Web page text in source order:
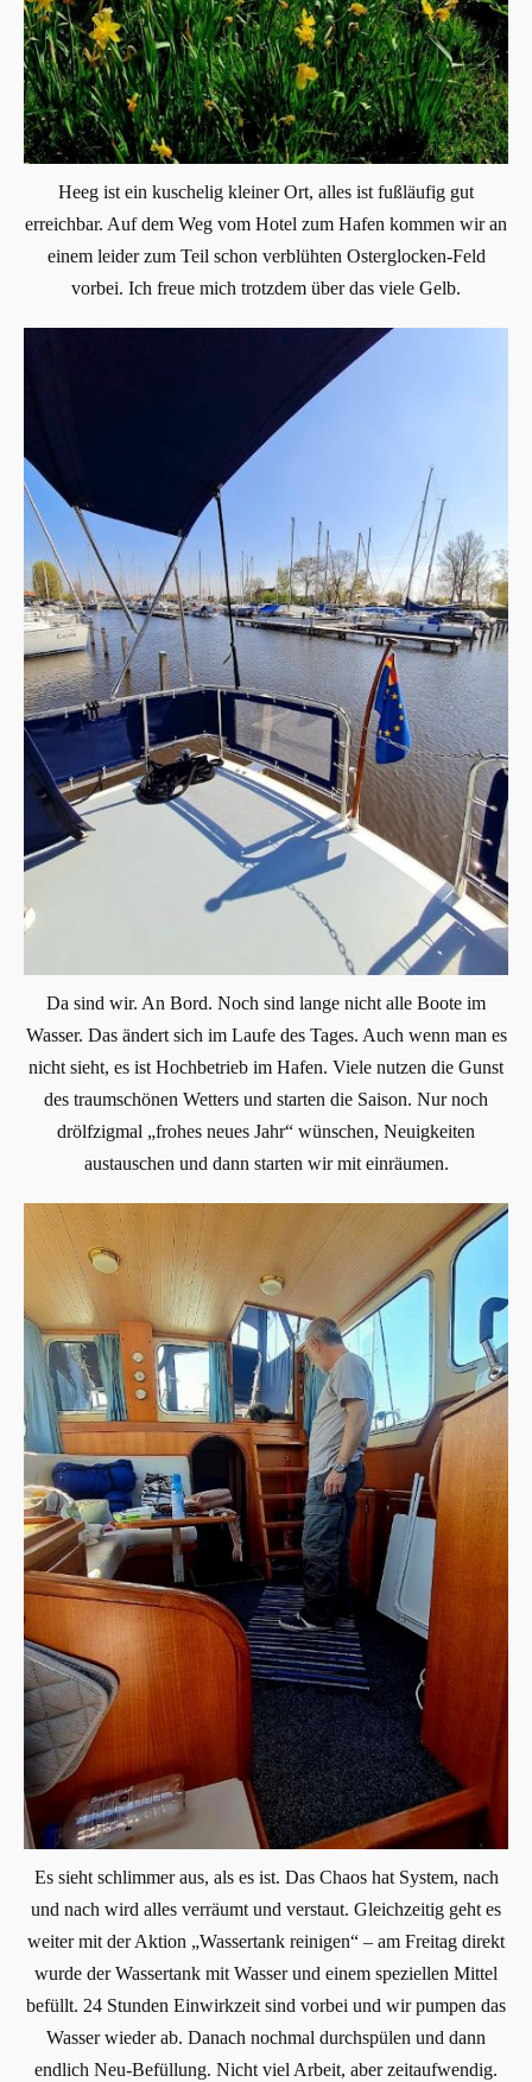
Heeg ist ein kuschelig kleiner Ort, alles ist fußläufig gut
erreichbar. Auf dem Weg vom Hotel zum Hafen kommen wir an
einem leider zum Teil schon verblühten Osterglocken-Feld
vorbei. Ich freue mich trotzdem über das viele Gelb.
Da sind wir. An Bord. Noch sind lange nicht alle Boote im
Wasser. Das ändert sich im Laufe des Tages. Auch wenn man es
nicht sieht, es ist Hochbetrieb im Hafen. Viele nutzen die Gunst
des traumschönen Wetters und starten die Saison. Nur noch
drölfzigmal „frohes neues Jahr“ wünschen, Neuigkeiten
austauschen und dann starten wir mit einräumen.
Es sieht schlimmer aus, als es ist. Das Chaos hat System, nach
und nach wird alles verräumt und verstaut. Gleichzeitig geht es
weiter mit der Aktion „Wassertank reinigen“ – am Freitag direkt
wurde der Wassertank mit Wasser und einem speziellen Mittel
befüllt. 24 Stunden Einwirkzeit sind vorbei und wir pumpen das
Wasser wieder ab. Danach nochmal durchspülen und dann
endlich Neu-Befüllung. Nicht viel Arbeit, aber zeitaufwendig.